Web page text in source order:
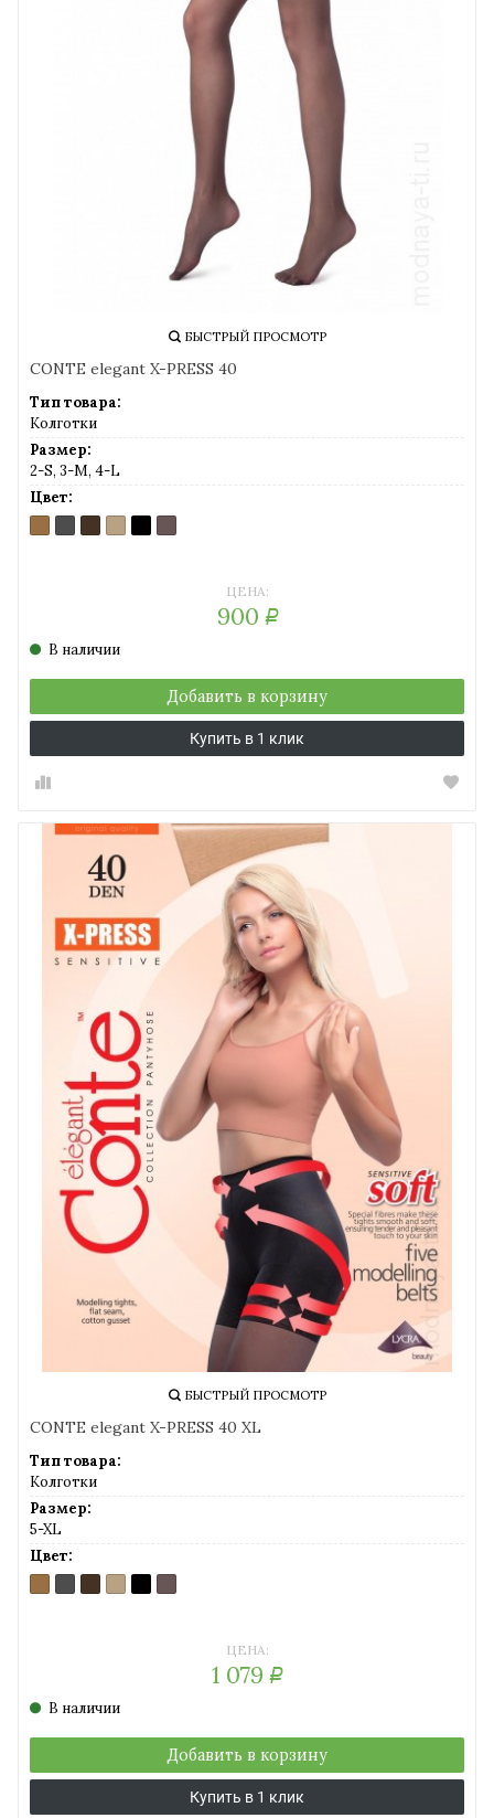
БЫСТРЫЙ ПРОСМОТР
CONTE elegant X-PRESS 40
Тип товара:
Колготки
Размер:
2-S, 3-M, 4-L
Цвет:
BRONZ
(бронзовый)
GRAFITE
(темно-
MOCCA
(темный
NATURAL
(солнечный
NERO
(черный)
SHADE
(серо-
ЦЕНА:
900 Р
В наличии
Добавить в корзину
Купить в 1 клик
БЫСТРЫЙ ПРОСМОТР
CONTE elegant X-PRESS 40 XL
Тип товара:
Колготки
Размер:
5-XL
Цвет:
BRONZ
(бронзовый)
GRAFITE
(темно-
MOCCA
(темный
NATURAL
(солнечный
NERO
(черный)
SHADE
(серо-
ЦЕНА:
1 079 Р
В наличии
Добавить в корзину
Купить в 1 клик